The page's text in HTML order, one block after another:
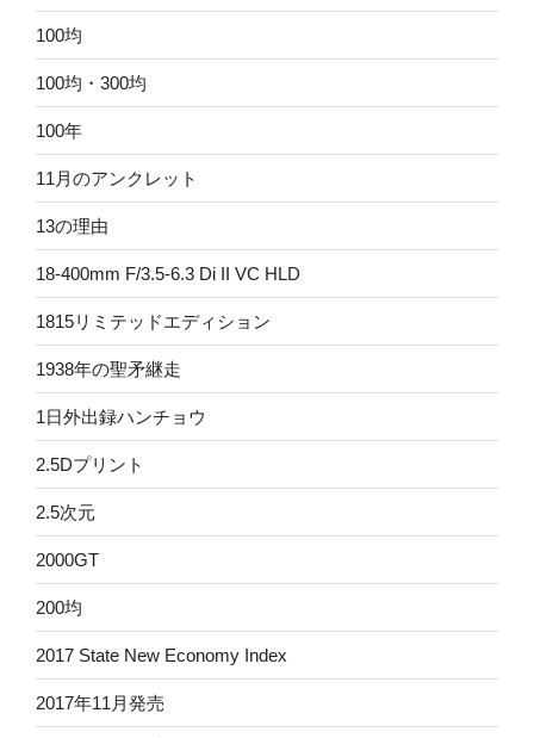
100均
100均・300均
100年
11月のアンクレット
13の理由
18-400mm F/3.5-6.3 Di II VC HLD
1815リミテッドエディション
1938年の聖矛継走
1日外出録ハンチョウ
2.5Dプリント
2.5次元
2000GT
200均
2017 State New Economy Index
2017年11月発売